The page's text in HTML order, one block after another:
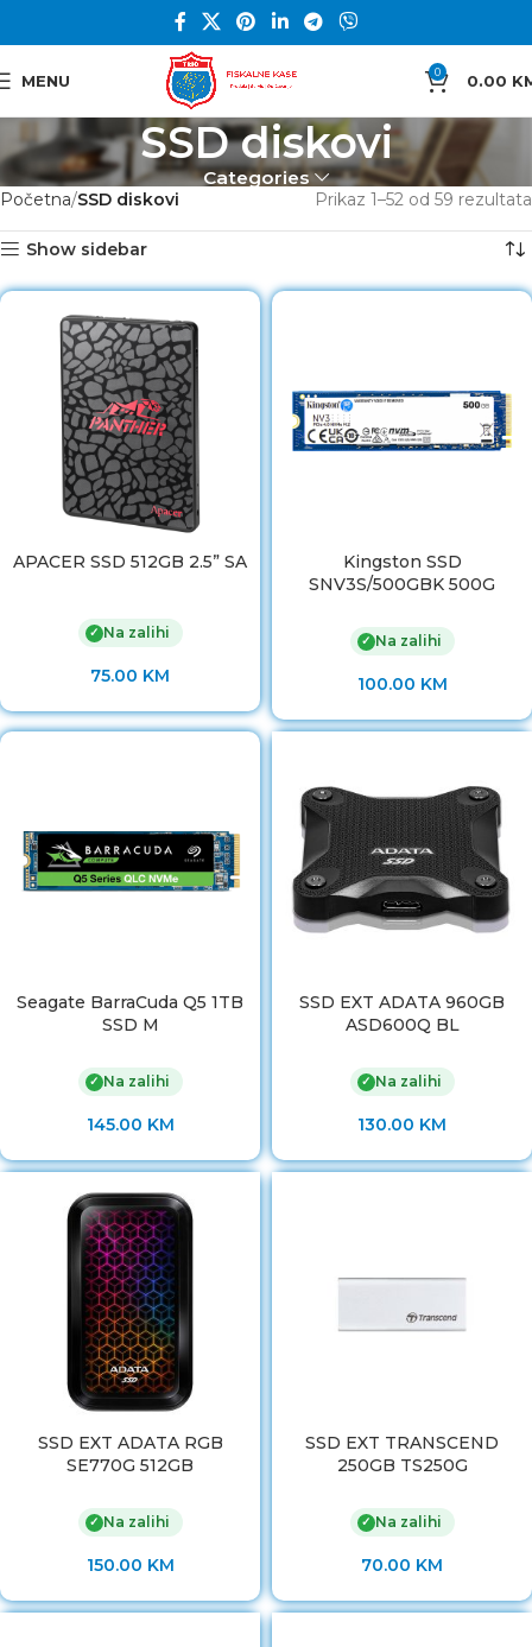
MENU 0 0.00
SSD diskovi
Categories
Početna SSD diskovi Prikaz 1–52 od 59 rezultata
Show sidebar
APACER SSD 512GB 2.5” SA
✓ Na zalihi
75.00 KM
Kingston SSD
SNV3S/500GBK 500G
✓ Na zalihi
100.00 KM
Seagate BarraCuda Q5 1TB
SSD M
✓ Na zalihi
145.00 KM
SSD EXT ADATA 960GB
ASD600Q BL
✓ Na zalihi
130.00 KM
SSD EXT ADATA RGB
SE770G 512GB
✓ Na zalihi
150.00 KM
SSD EXT TRANSCEND
250GB TS250G
✓ Na zalihi
70.00 KM